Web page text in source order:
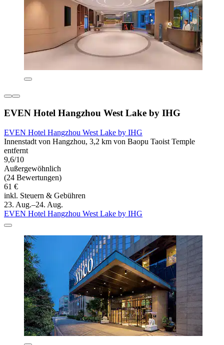
EVEN Hotel Hangzhou West Lake by IHG
EVEN Hotel Hangzhou West Lake by IHG
Innenstadt von Hangzhou, 3,2 km von Baopu Taoist Temple
entfernt
9,6/10
Außergewöhnlich
(24 Bewertungen)
61 €
inkl. Steuern & Gebühren
23. Aug.–24. Aug.
EVEN Hotel Hangzhou West Lake by IHG